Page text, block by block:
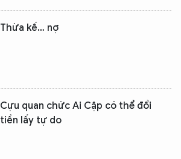
Thừa kế… nợ
Cựu quan chức Ai Cập có thể đổi
tiền lấy tự do